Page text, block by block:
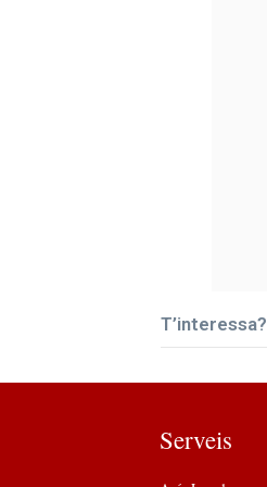
T’interessa?
Serveis